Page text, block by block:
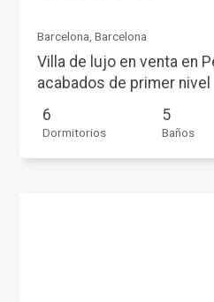
Barcelona, Barcelona
Villa de lujo en venta en
acabados de primer nivel
6
Dormitorios
5
Baños